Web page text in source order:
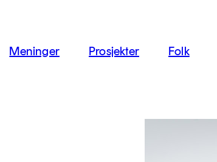
Meninger Prosjekter Folk